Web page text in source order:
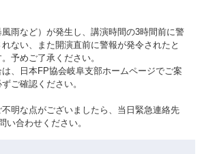
雨など）が発生し、講演時間の3時間前に警
ない、また開演直前に警報が発令されたと
予めご了承ください。
、日本FP協会岐阜支部ホームページでご案
ご確認ください。
明な点がございましたら、当日緊急連絡先
い合わせください。